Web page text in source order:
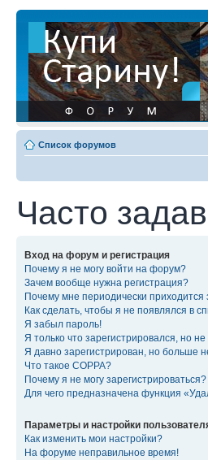
Список форумов
Часто
Вход на форум и регистрация
Почему я не могу войти на форум?
Зачем вообще нужна регистрация?
Почему мне периодически
Как сделать, чтобы я не появлялся в
Я забыл пароль!
Я только что зарегистрировался, но не
Я давно зарегистрирован, но больше
Что такое COPPA?
Почему я не могу зарегистрироваться?
Для чего предназначена функция
Параметры и настройки
Как изменить мои настройки?
На форуме неправильное время!